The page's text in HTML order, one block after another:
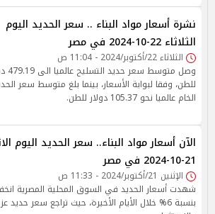
نشرة أسعار مواد البناء .. سعر الحديد اليوم
الثلاثاء 22-10-2024 في مصر
الثلاثاء 22/أكتوبر/2024 - 11:04 ص
وصل
للطن، وفقا لبوابة الأسعار، بينما بلغ متوسط سعر
الخام عالميا نحو 105.37 دولار للطن.
الآن أسعار مواد البناء.. سعر الحديد اليوم
21-10-2024 في مصر
الإثنين 21/أكتوبر/2024 - 11:33 ص
شهدت أسعار الحديد في السوق المحلية المصرية
بنسبة 6% خلال الأيام الأخيرة، حيث تراجع سعر حديد عز